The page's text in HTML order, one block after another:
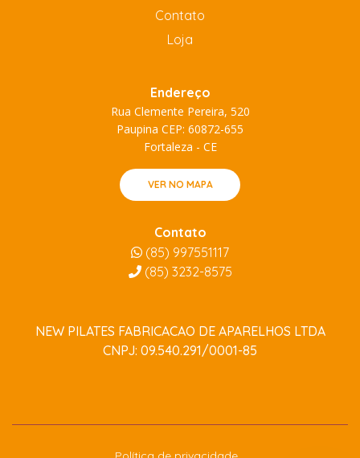
Contato
Loja
Endereço
Rua Clemente Pereira, 520
Paupina CEP: 60872-655
Fortaleza - CE
VER NO MAPA
Contato
(85) 997551117
(85) 3232-8575
NEW PILATES FABRICACAO DE APARELHOS LTDA
CNPJ: 09.540.291/0001-85